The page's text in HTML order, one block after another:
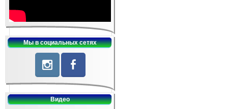
Мы в социальных сетях
Видео